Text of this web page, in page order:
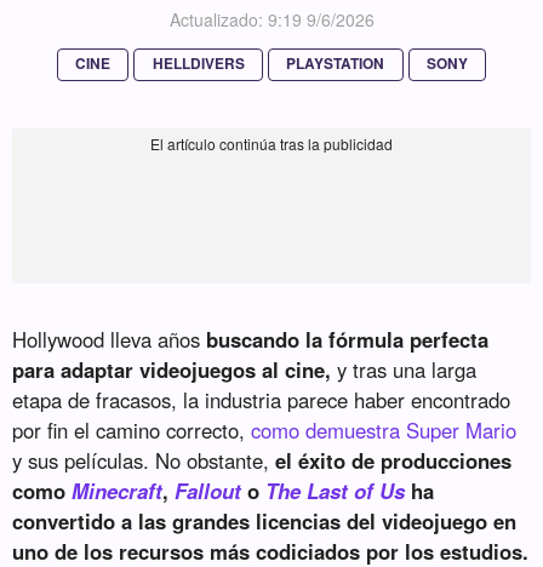
Actualizado: 9:19 9/6/2026
CINE HELLDIVERS PLAYSTATION SONY
Hollywood lleva años buscando la fórmula perfecta
para adaptar videojuegos al cine, y tras una larga
etapa de fracasos, la industria parece haber encontrado
por fin el camino correcto,como demuestra Super Mario
y sus películas. No obstante,el éxito de producciones
comoMinecraft,Fallouto The Last of Usha
convertido a las grandes licencias del videojuego en
uno de los recursos más codiciados por los estudios.